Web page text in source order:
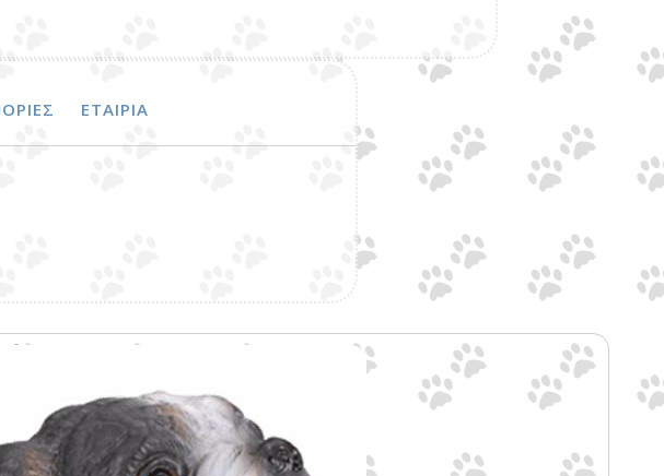
ΕΤΑΙΡΊΑ